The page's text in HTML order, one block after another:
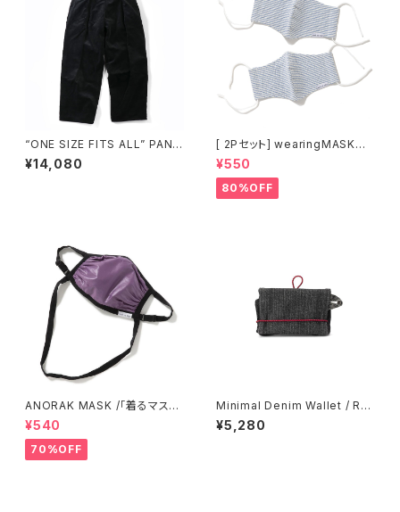
“ONE SIZE FITS ALL” PANT
S ［ Corduroy Black ］
¥14,080
[ 2Pセット] wearingMASK〜
涼感タイプ〜 /「着るマスク!」[ s
eersucker-b (サッカーボーダ
ー) ]
¥550
80%OFF
ANORAK MASK /「着るマス
ク!」〜アノラックマスク〜 [ pur
ple ]
¥540
70%OFF
Minimal Denim Wallet / Re
Used Product [ black ]
¥5,280